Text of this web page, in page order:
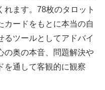
れます。78枚のタロット
カードをもとに本当の自
るツールとしてアドバイ
の奥の本音、問題解決や
を通して客観的に観察